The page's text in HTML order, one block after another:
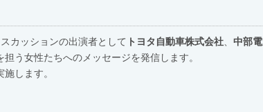
カッションの出演者として トヨタ自動車株式会社、 中部
う女性たちへのメッセージを発信します。
します。